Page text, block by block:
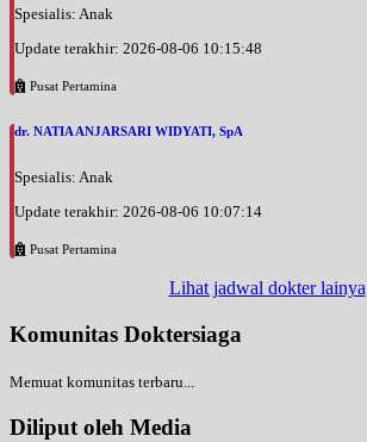
Spesialis: Anak
Update terakhir: 2026-08-06 10:15:48
Pusat Pertamina
dr. NATIA ANJARSARI WIDYATI, SpA
Spesialis: Anak
Update terakhir: 2026-08-06 10:07:14
Pusat Pertamina
Lihat jadwal dokter lainya
Komunitas Doktersiaga
Memuat komunitas terbaru...
Diliput oleh Media